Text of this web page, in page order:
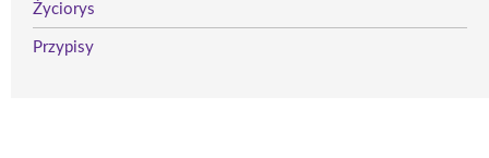
Życiorys
Przypisy